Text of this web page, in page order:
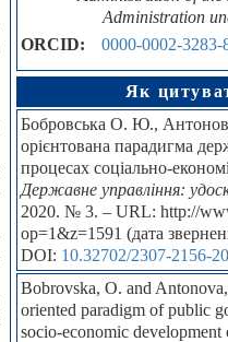
Administration
ORCID:
0000-0002-3283-
Як
Бобровська О. Ю.,
орієнтована парадигма
процесах соціально-
Державне управління:
2020. № 3. – URL: http://
op=1&z=1591 (дата
DOI: 10.32702/2307-2156-
Bobrovska, O. and
oriented paradigm of public
socio-economic development